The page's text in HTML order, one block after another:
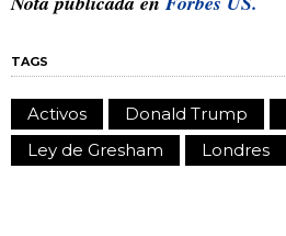
TAGS
Activos Donald Trump
Ley de Gresham
Londres